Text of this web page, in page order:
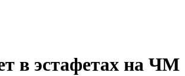
в эстафетах на ЧМ